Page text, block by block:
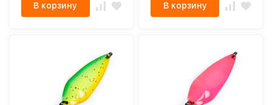
В корзину В корзину